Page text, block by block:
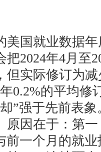
国就业数据年
2024年4月至
但实际修订为减
0.2%的平均修
”强于先前表
原因在于：第
前一个月的就